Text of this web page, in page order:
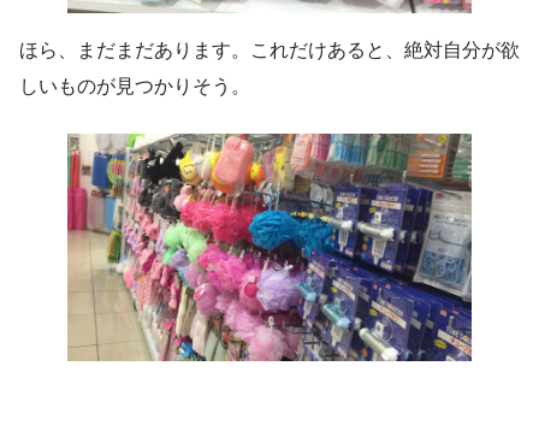
ほら、まだまだあります。これだけあると、絶対自分が欲
しいものが見つかりそう。